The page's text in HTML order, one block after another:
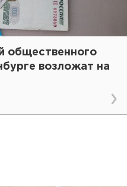
общественного
возложат на